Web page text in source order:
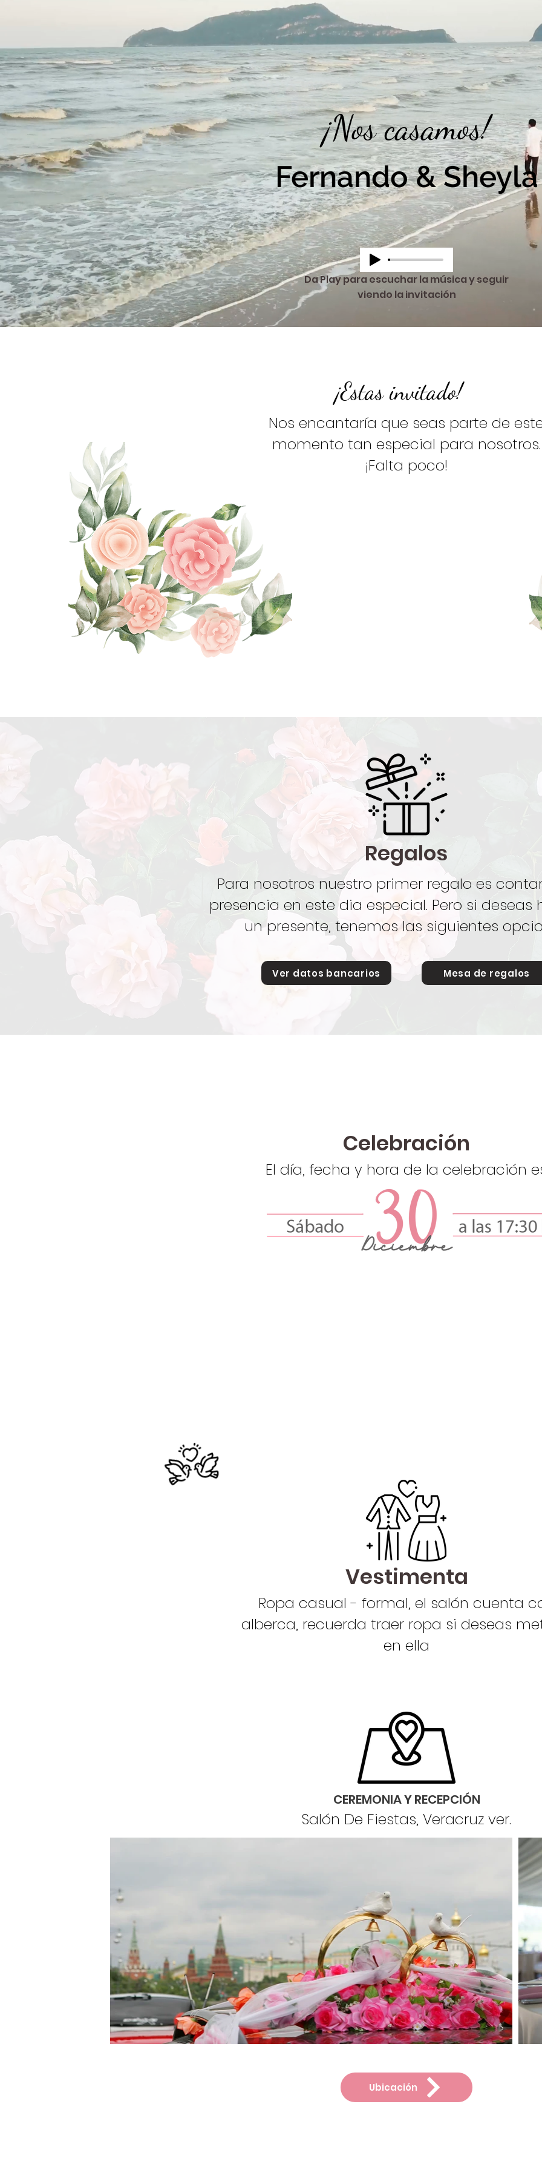
¡Nos casamos!
Fernando & Sheyla
Da Play para escuchar la música y seguir
viendo la invitación
¡Estas invitado!
Nos encantaría que seas parte de
momento tan especial para nosotros.
¡Falta poco!
Regalos
​​Para nosotros nuestro primer regalo es
presencia en este dia especial. Pero si deseas
un presente, tenemos las siguientes
Ver datos bancarios Mesa de regalos
Celebración
El día, fecha y hora de la celebración
Vestimenta
Ropa casual - formal, el salón cuenta
alberca, recuerda traer ropa si deseas
en ella
CEREMONIA Y RECEPCIÓN
Salón De Fiestas, Veracruz ver.
Ubicación